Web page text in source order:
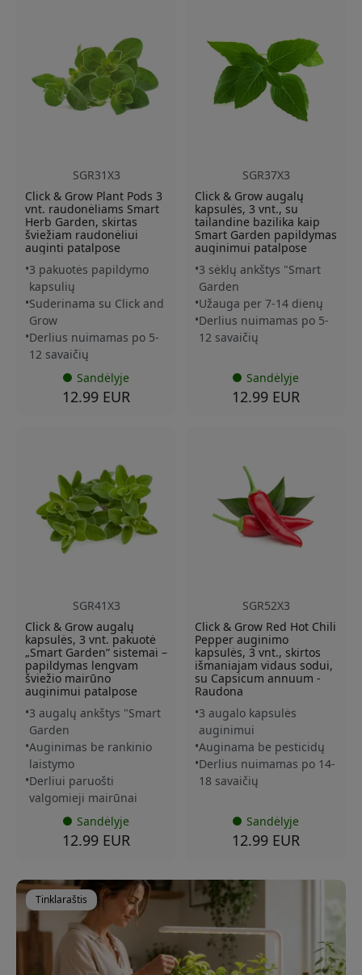
SGR31X3
Click & Grow Plant Pods 3
vnt. raudonėliams Smart
Herb Garden, skirtas
šviežiam raudonėliui
auginti patalpose
3 pakuotės papildymo
kapsulių
Suderinama su Click and
Grow
Derlius nuimamas po 5-
12 savaičių
Sandėlyje
12.99 EUR
SGR37X3
Click & Grow augalų
kapsulės, 3 vnt., su
tailandine bazilika kaip
Smart Garden papildymas
auginimui patalpose
3 sėklų ankštys "Smart
Garden
Užauga per 7-14 dienų
Derlius nuimamas po 5-
12 savaičių
Sandėlyje
12.99 EUR
SGR41X3
Click & Grow augalų
kapsulės, 3 vnt. pakuotė
„Smart Garden“ sistemai –
papildymas lengvam
šviežio mairūno
auginimui patalpose
3 augalų ankštys "Smart
Garden
Auginimas be rankinio
laistymo
Derliui paruošti
valgomieji mairūnai
Sandėlyje
12.99 EUR
SGR52X3
Click & Grow Red Hot Chili
Pepper auginimo
kapsulės, 3 vnt., skirtos
išmaniajam vidaus sodui,
su Capsicum annuum -
Raudona
3 augalo kapsulės
auginimui
Auginama be pesticidų
Derlius nuimamas po 14-
18 savaičių
Sandėlyje
12.99 EUR
Tinklaraštis